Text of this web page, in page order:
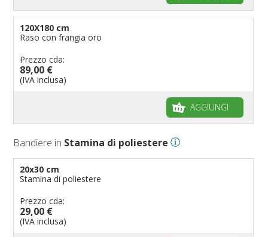
120X180 cm
Raso con frangia oro
Prezzo cda:
89,00 €
(IVA inclusa)
AGGIUNGI
Bandiere in Stamina di poliestere
20x30 cm
Stamina di poliestere
Prezzo cda:
29,00 €
(IVA inclusa)